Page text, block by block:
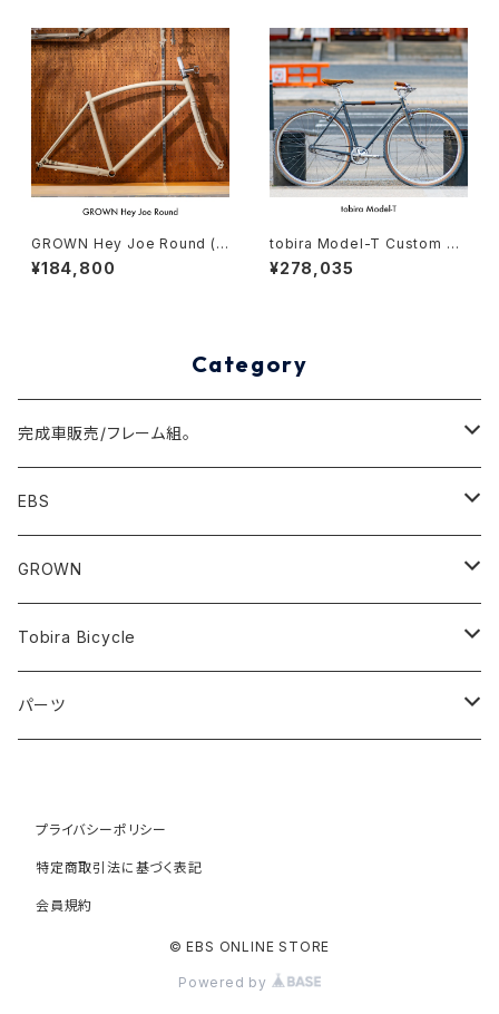
GROWN Hey Joe Round (X
L/520) Stock frame order
(deposit)
¥184,800
tobira Model-T Custom co
mplete bike（158-165cm）
¥278,035
Category
完成車販売/フレーム組。
Minivelo(~20inch)
Cargo/Family
Commuter
Road
Gravel
ATB
EBS
Minivelo (~20 inch)
Horizontal 451
FLOAT 451
LEAF LONG 406
700C(~29inch) / 650B(27.5inch)
STUFF
Kamogawa
GROWN
CODA
Harvest
RAT
COYOTE
Tobira Bicycle
Model-T
パーツ
フロントラック
リアラック
プライバシーポリシー
特定商取引法に基づく表記
会員規約
© EBS ONLINE STORE
Powered by